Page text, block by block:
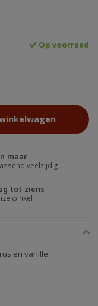
Op voorraad
maar
veelzijdig
tot ziens
winkel
en vanille.